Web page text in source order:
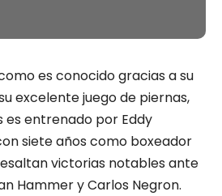
es conocido gracias a su
excelente juego de piernas,
entrenado por Eddy
siete años como boxeador
victorias notables ante
Hammer y Carlos Negron.